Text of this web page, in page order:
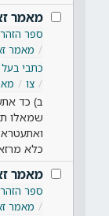
מאמר
ספר הזהר
מאמר
כתבי
צו
ב) כד
שמאלו
כלא
מאמר
ספר הזהר
מאמר